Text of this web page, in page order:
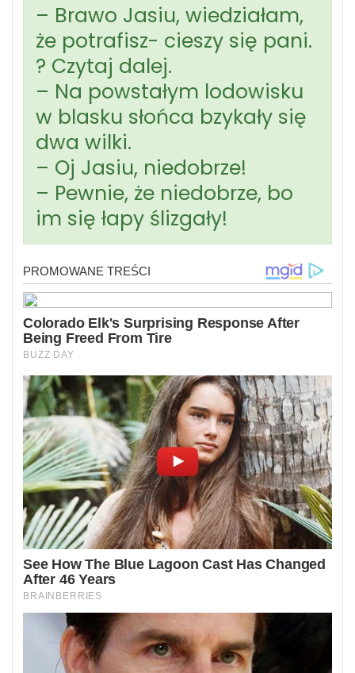
– Brawo Jasiu, wiedziałam,
że potrafisz- cieszy się pani.
? Czytaj dalej.
– Na powstałym lodowisku
w blasku słońca bzykały się
dwa wilki.
– Oj Jasiu, niedobrze!
– Pewnie, że niedobrze, bo
im się łapy ślizgały!